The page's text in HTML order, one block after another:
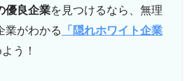
優良企業を見つけるなら、無理
業がわかる
「隠れホワイト企業
う！